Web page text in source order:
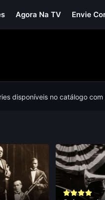
Agora Na TV Envie
disponíveis no catálogo com